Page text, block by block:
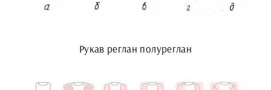
Рукав реглан полуреглан